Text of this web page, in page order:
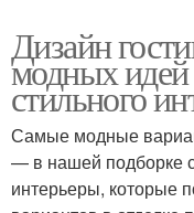
Дизайн
модных идей
стильного
Самые модные
— в нашей подборке
интерьеры, которые